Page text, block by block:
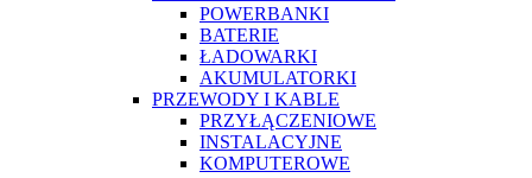
POWERBANKI
BATERIE
ŁADOWARKI
AKUMULATORKI
PRZEWODY I KABLE
PRZYŁĄCZENIOWE
INSTALACYJNE
KOMPUTEROWE